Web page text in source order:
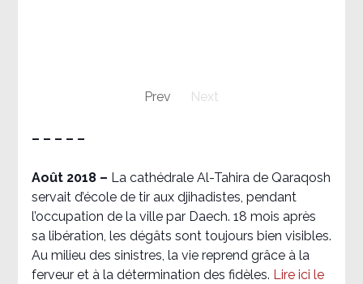
Prev Next
– – – – –
Août 2018 – La cathédrale Al-Tahira de Qaraqosh
servait d’école de tir aux djihadistes, pendant
l’occupation de la ville par Daech. 18 mois après
sa libération, les dégâts sont toujours bien visibles.
Au milieu des sinistres, la vie reprend grâce à la
ferveur et à la détermination des fidèles. Lire ici le